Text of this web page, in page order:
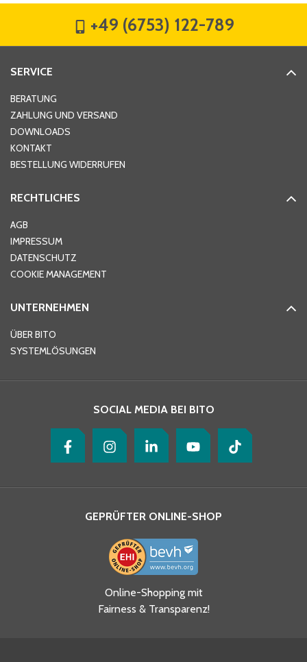
Hausnummer
Ort*
Telefon
Ja, ich habe die
Datenschutzhinweise gelesen
und akzeptiere diese.
+49 (6753) 122-789
SERVICE
BERATUNG
ZAHLUNG UND VERSAND
DOWNLOADS
KONTAKT
BESTELLUNG WIDERRUFEN
RECHTLICHES
AGB
IMPRESSUM
DATENSCHUTZ
COOKIE MANAGEMENT
UNTERNEHMEN
ÜBER BITO
SYSTEMLÖSUNGEN
SOCIAL MEDIA BEI BITO
GEPRÜFTER ONLINE-SHOP
Online-Shopping mit
Fairness & Transparenz!